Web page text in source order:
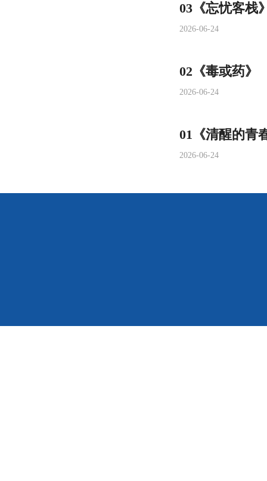
03《忘忧客栈
2026-06-24
02《毒或药》
2026-06-24
01《清醒的青
2026-06-24